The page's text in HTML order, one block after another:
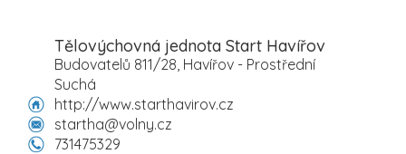
Tělovýchovná jednota Start Havířov
Budovatelů 811/28, Havířov - Prostřední
Suchá
http://www.starthavirov.cz
startha@volny.cz
731475329